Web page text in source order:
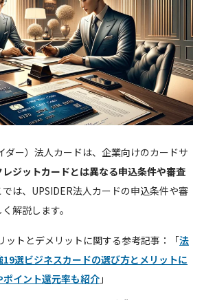
ダー）法人カードは、企業向けのカードサ
ジットカードとは異なる申込条件や審査
は、UPSIDER法人カードの申込条件や審
解説します。
ットとデメリットに関する参考記事：「法
選ビジネスカードの選び方とメリットに
イント還元率も紹介 」